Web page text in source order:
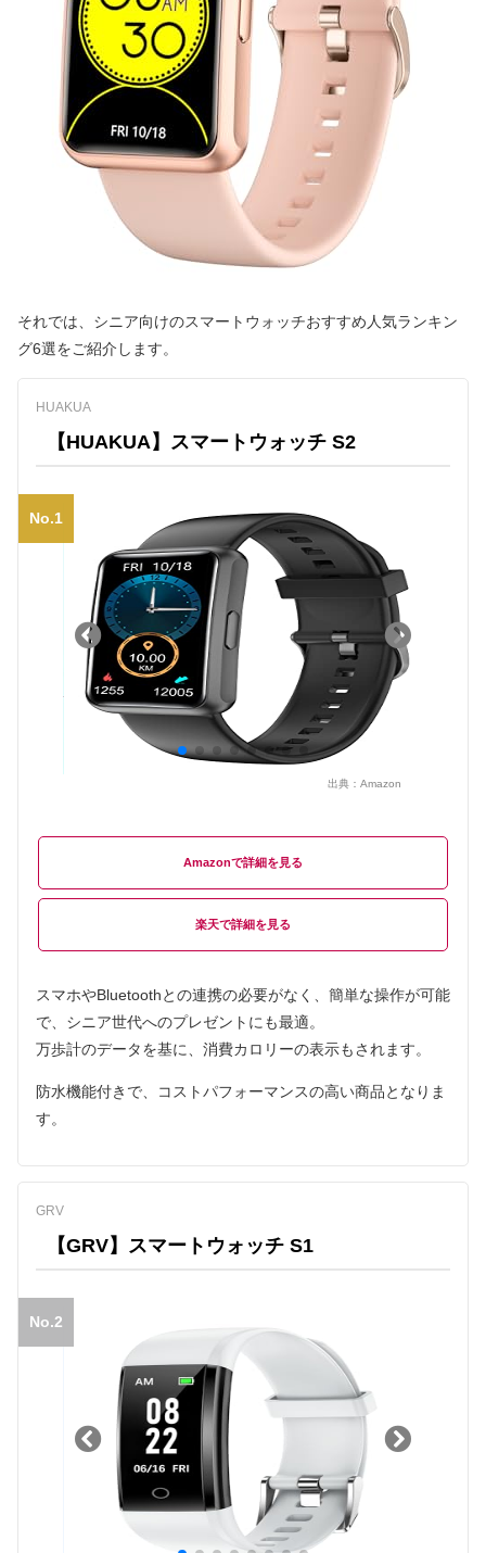
それでは、シニア向けのスマートウォッチおすすめ人気ランキン
グ6選をご紹介します。
HUAKUA
【HUAKUA】スマートウォッチ S2
No.1
出典： Amazon
Amazon
楽天
スマホやBluetoothとの連携の必要がなく、簡単な操作が可能
で、シニア世代へのプレゼントにも最適。
万歩計のデータを基に、消費カロリーの表示もされます。
防水機能付きで、コストパフォーマンスの高い商品となりま
す。
GRV
【GRV】スマートウォッチ S1
No.2